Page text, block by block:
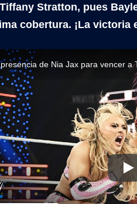
Stratton, pues
cobertura. ¡La victoria
de Nia Jax para vencer a